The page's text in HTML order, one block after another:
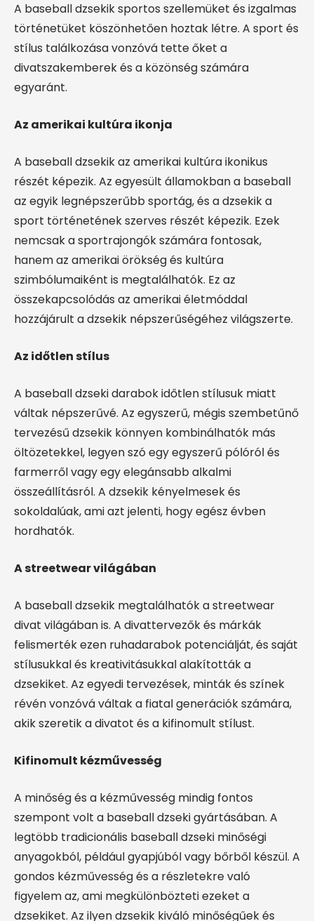
A baseball dzsekik sportos szellemüket és izgalmas
történetüket köszönhetően hoztak létre. A sport és
stílus találkozása vonzóvá tette őket a
divatszakemberek és a közönség számára
egyaránt.
Az amerikai kultúra ikonja
A baseball dzsekik az amerikai kultúra ikonikus
részét képezik. Az egyesült államokban a baseball
az egyik legnépszerűbb sportág, és a dzsekik a
sport történetének szerves részét képezik. Ezek
nemcsak a sportrajongók számára fontosak,
hanem az amerikai örökség és kultúra
szimbólumaiként is megtalálhatók. Ez az
összekapcsolódás az amerikai életmóddal
hozzájárult a dzsekik népszerűségéhez világszerte.
Az időtlen stílus
A baseball dzseki darabok időtlen stílusuk miatt
váltak népszerűvé. Az egyszerű, mégis szembetűnő
tervezésű dzsekik könnyen kombinálhatók más
öltözetekkel, legyen szó egy egyszerű pólóról és
farmerről vagy egy elegánsabb alkalmi
összeállításról. A dzsekik kényelmesek és
sokoldalúak, ami azt jelenti, hogy egész évben
hordhatók.
A streetwear világában
A baseball dzsekik megtalálhatók a streetwear
divat világában is. A divattervezők és márkák
felismerték ezen ruhadarabok potenciálját, és saját
stílusukkal és kreativitásukkal alakították a
dzsekiket. Az egyedi tervezések, minták és színek
révén vonzóvá váltak a fiatal generációk számára,
akik szeretik a divatot és a kifinomult stílust.
Kifinomult kézművesség
A minőség és a kézművesség mindig fontos
szempont volt a baseball dzseki gyártásában. A
legtöbb tradicionális baseball dzseki minőségi
anyagokból, például gyapjúból vagy bőrből készül. A
gondos kézművesség és a részletekre való
figyelem az, ami megkülönbözteti ezeket a
dzsekiket. Az ilyen dzsekik kiváló minőségűek és